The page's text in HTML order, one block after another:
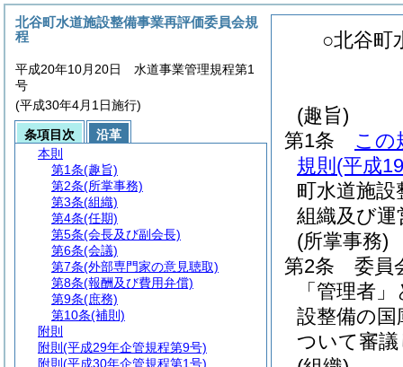
○北谷町
(趣旨)
第1条
この
規則 (平成
町水道施設
組織及び
(所掌事務)
第2条
委員
「管理者
設整備の
ついて審
北谷町水道施設整備事業再評価委員会規
程
平成20年10月20日 水道事業管理規程第1
号
(平成30年4月1日施行)
条項目次
沿革
本則
第1条(趣旨)
第2条(所掌事務)
第3条(組織)
第4条(任期)
第5条(会長及び副会長)
第6条(会議)
第7条(外部専門家の意見聴取)
第8条(報酬及び費用弁償)
第9条(庶務)
第10条(補則)
附則
附則 (平成29年企管規程第9号)
附則 (平成30年企管規程第1号)